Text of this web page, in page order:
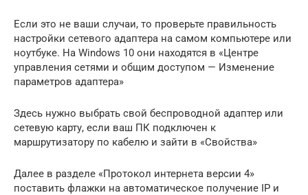
Если это не ваши случаи, то проверьте правильность
настройки сетевого адаптера на самом компьютере или
ноутбуке. На Windows 10 они находятся в «Центре
управления сетями и общим доступом — Изменение
параметров адаптера»
Здесь нужно выбрать свой беспроводной адаптер или
сетевую карту, если ваш ПК подключен к
маршрутизатору по кабелю и зайти в «Свойства»
Далее в разделе «Протокол интернета версии 4»
поставить флажки на автоматическое получение IP и